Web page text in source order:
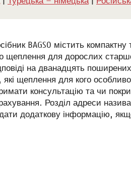
BAGSO містить
щеплення для дорослих
на дванадцять
які щеплення для кого
консультацію та чи
Розділ адреси
додаткову інформацію,